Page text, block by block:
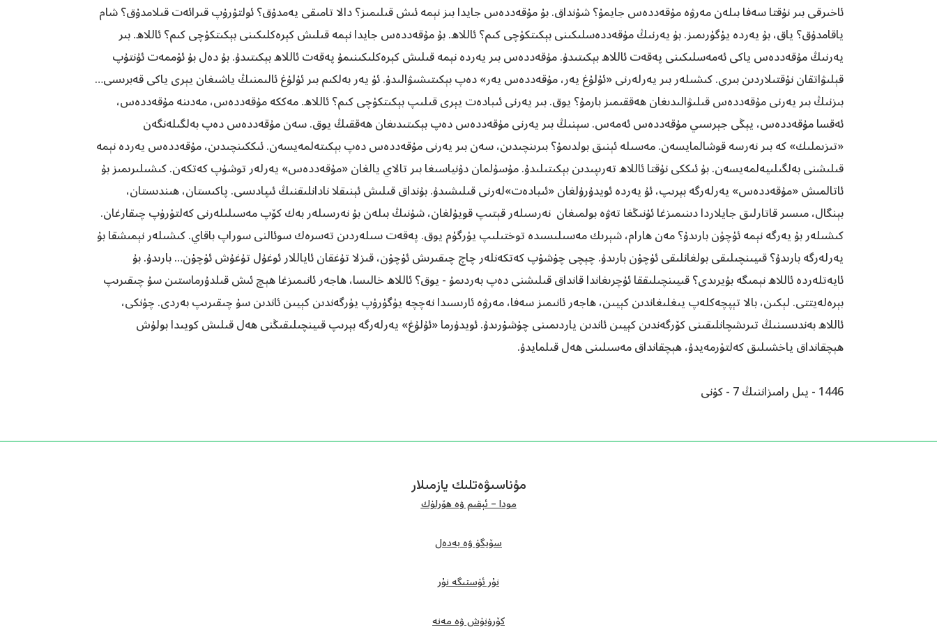
ئاخىرقى بىر نۇقتا سەفا بىلەن مەرۋە مۇقەددەس جايمۇ؟ شۇنداق. بۇ مۇقەددەس جايدا بىز نېمە ئىش قىلىمىز؟ دالا تامىقى يەمدۇق؟ ئولتۇرۇپ قىرائەت قىلامدۇق؟ شام
ياقامدۇق؟ ياق، بۇ يەردە يۈگۈرىمىز. بۇ يەرنىڭ مۇقەددەسلىكىنى بېكىتكۈچى كىم؟ ئاللاھ. بۇ مۇقەددەس جايدا نېمە قىلىش كېرەكلىكىنى بېكىتكۈچى كىم؟ ئاللاھ. بىر
يەرنىڭ مۇقەددەس ياكى ئەمەسلىكىنى پەقەت ئاللاھ بېكىتىدۇ. مۇقەددەس بىر يەردە نېمە قىلىش كېرەكلىكىنىمۇ پەقەت ئاللاھ بېكىتىدۇ. بۇ دەل بۇ ئۈممەت ئۇنتۇپ
قېلىۋاتقان نۇقتىلاردىن بىرى. كىشىلەر بىر يەرلەرنى «ئۇلۇغ يەر، مۇقەددەس يەر» دەپ بېكىتىشىۋالىدۇ. ئۇ يەر بەلكىم بىر ئۇلۇغ ئالىمنىڭ ياشىغان يېرى ياكى قەبرىسى…
بىزنىڭ بىر يەرنى مۇقەددەس قىلىۋالىدىغان ھەققىمىز بارمۇ؟ يوق. بىر يەرنى ئىبادەت يېرى قىلىپ بېكىتكۈچى كىم؟ ئاللاھ. مەككە مۇقەددەس، مەدىنە مۇقەددەس،
ئەقسا مۇقەددەس، يېڭى جېرسىي مۇقەددەس ئەمەس. سېنىڭ بىر يەرنى مۇقەددەس دەپ بېكىتىدىغان ھەققىڭ يوق. سەن مۇقەددەس دەپ بەلگىلەنگەن
«تىزىملىك» كە بىر نەرسە قوشالمايسەن. مەسىلە ئېنىق بولدىمۇ؟ بىرىنچىدىن، سەن بىر يەرنى مۇقەددەس دەپ بېكىتەلمەيسەن. ئىككىنچىدىن، مۇقەددەس يەردە نېمە
قىلىشنى بەلگىلىيەلمەيسەن. بۇ ئىككى نۇقتا ئاللاھ تەرىپىدىن بېكىتىلىدۇ. مۇسۇلمان دۇنياسىغا بىر تالاي يالغان «مۇقەددەس» يەرلەر توشۇپ كەتكەن. كىشىلىرىمىز بۇ
ئاتالمىش «مۇقەددەس» يەرلەرگە بېرىپ، ئۇ يەردە ئويدۇرۇلغان «ئىبادەت»لەرنى قىلىشىدۇ. بۇنداق قىلىش ئېنىقلا نادانلىقنىڭ ئىپادىسى. پاكىستان، ھىندىستان،
بېنگال، مىسىر قاتارلىق جايلاردا دىنىمىزغا ئۇنىڭغا تەۋە بولمىغان نەرسىلەر قېتىپ قويۇلغان، شۇنىڭ بىلەن بۇ نەرسىلەر بەك كۆپ مەسىلىلەرنى كەلتۈرۈپ چىقارغان.
كىشىلەر بۇ يەرگە نېمە ئۈچۈن بارىدۇ؟ مەن ھارام، شېرىك مەسىلىسىدە توختىلىپ يۈرگۈم يوق. پەقەت سىلەردىن تەسرەك سوئالنى سوراپ باقاي. كىشىلەر نېمىشقا بۇ
يەرلەرگە بارىدۇ؟ قىيىنچىلىقى بولغانلىقى ئۈچۈن بارىدۇ. چېچى چۈشۈپ كەتكەنلەر چاچ چىقىرىش ئۈچۈن، قىزلا تۇغقان ئاياللار ئوغۇل تۇغۇش ئۈچۈن… بارىدۇ. بۇ
ئايەتلەردە ئاللاھ نېمىگە بۇيرىدى؟ قىيىنچىلىققا ئۇچرىغاندا قانداق قىلىشنى دەپ بەردىمۇ - يوق؟ ئاللاھ خالىسا، ھاجەر ئانىمىزغا ھېچ ئىش قىلدۇرماستىن سۇ چىقىرىپ
بېرەلەيتتى. لېكىن، بالا تېپچەكلەپ يىغلىغاندىن كېيىن، ھاجەر ئانىمىز سەفا، مەرۋە ئارىسىدا نەچچە يۈگۈرۈپ يۈرگەندىن كېيىن ئاندىن سۇ چىقىرىپ بەردى. چۈنكى،
ئاللاھ بەندىسىنىڭ تىرىشچانلىقىنى كۆرگەندىن كېيىن ئاندىن ياردىمىنى چۈشۈرىدۇ. ئويدۇرما «ئۇلۇغ» يەرلەرگە بېرىپ قىينچىلىقىڭنى ھەل قىلىش كويىدا بولۇش
ھېچقانداق ياخشىلىق كەلتۈرمەيدۇ، ھېچقانداق مەسىلىنى ھەل قىلمايدۇ.
1446 - يىل رامىزاننىڭ 7 - كۈنى
مۇناسىۋەتلىك يازمىلار
مودا – ئېقىم ۋە ھۆرلۈك
سۆيگۈ ۋە بەدەل
نۇر ئۈستىگە نۇر
كۆرۈنۈش ۋە مەنە